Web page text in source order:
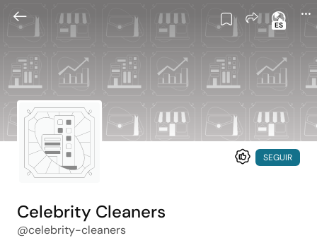
ES
SEGUIR
Celebrity Cleaners
@celebrity-cleaners